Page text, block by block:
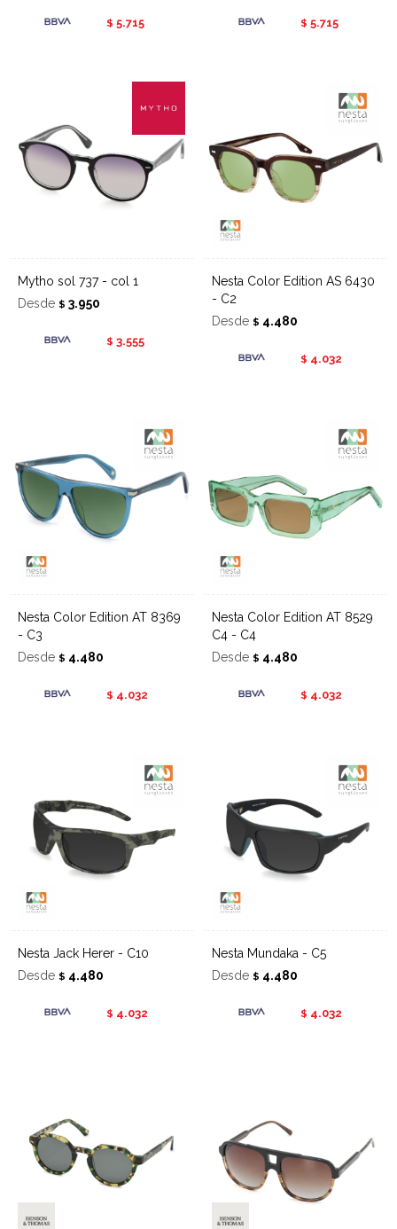
$ 5.715 $ 5.715
Mytho sol 737 - col 1
Desde $ 3.950
$ 3.555
Nesta Color Edition AS 6430
- C2
Desde $ 4.480
$ 4.032
Nesta Color Edition AT 8369
- C3
Desde $ 4.480
$ 4.032
Nesta Color Edition AT 8529
C4 - C4
Desde $ 4.480
$ 4.032
Nesta Jack Herer - C10
Desde $ 4.480
$ 4.032
Nesta Mundaka - C5
Desde $ 4.480
$ 4.032